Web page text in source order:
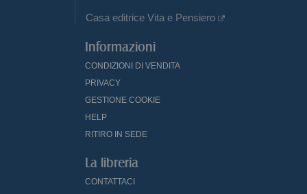
Casa editrice Vita e Pensiero
Informazioni
CONDIZIONI DI VENDITA
PRIVACY
GESTIONE COOKIE
HELP
RITIRO IN SEDE
La libreria
CONTATTACI